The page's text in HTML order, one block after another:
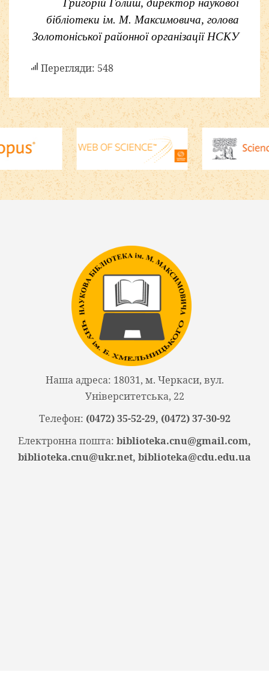
Григорій Голиш, директор наукової
бібліотеки ім. М. Максимовича, голова
Золотоніської районної організації НСКУ
Перегляди: 548
Наша адреса: 18031, м. Черкаси, вул.
Університетська, 22
Телефон: (0472) 35-52-29, (0472) 37-30-92
Електронна пошта: biblioteka.cnu@gmail.com,
biblioteka.cnu@ukr.net, biblioteka@cdu.edu.ua